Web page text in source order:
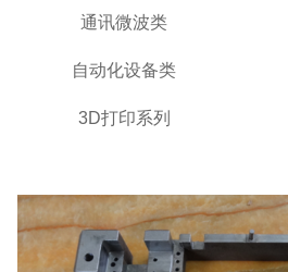
通讯微波类
自动化设备类
3D打印系列